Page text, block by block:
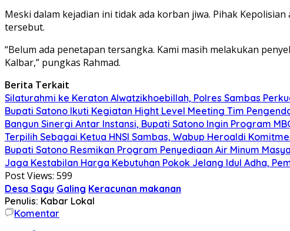
Meski dalam kejadian ini tidak ada korban jiwa. Pihak
tersebut.
“Belum ada penetapan tersangka. Kami masih melakukan
Kalbar,” pungkas Rahmad.
Berita Terkait
Silaturahmi ke Keraton Alwatzikhoebillah, Polres Sambas
Bupati Satono Ikuti Kegiatan Hight Level Meeting Tim
Bangun Sinergi Antar Instansi, Bupati Satono Ingin Program
Terpilih Sebagai Ketua HNSI Sambas, Wabup Heroaldi
Bupati Satono Resmikan Program Penyediaan Air Minum
Jaga Kestabilan Harga Kebutuhan Pokok Jelang Idul Adha,
Post Views: 599
Desa Sagu Galing Keracunan makanan
Penulis: Kabar Lokal
Komentar